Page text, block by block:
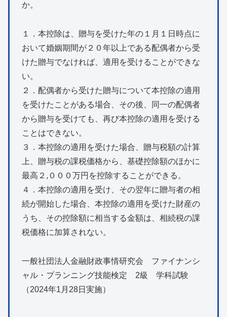
か。
１．本控除は、贈与を受けた年の１月１日時点に
おいて婚姻期間が２０年以上である配偶者から受
けた贈与でなければ、適用を受けることができな
い。
２．配偶者から受けた贈与について本控除の適用
を受けたことがある場合、その後、同一の配偶者
から贈与を受けても、再び本控除の適用を受ける
ことはできない。
３．本控除の適用を受けた場合、贈与税額の計算
上、贈与税の課税価格から、基礎控除額のほかに
最高２,０００万円を控除することができる。
４．本控除の適用を受け、その翌年に贈与者の相
続が開始した場合、本控除の適用を受けた財産の
うち、その控除額に相当する金額は、相続税の課
税価格に加算されない。
一般社団法人金融財政事情研究会 ファイナンシ
ャル・プランニング技能検定 2級 学科試験
（2024年1月28日実施）